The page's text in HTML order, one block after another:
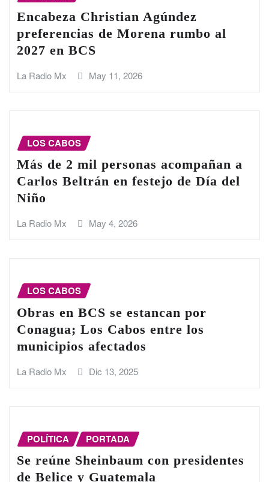
Encabeza Christian Agúndez
preferencias de Morena rumbo al
2027 en BCS
La Radio Mx May 11, 2026
LOS CABOS
Más de 2 mil personas acompañan a
Carlos Beltrán en festejo de Día del
Niño
La Radio Mx May 4, 2026
LOS CABOS
Obras en BCS se estancan por
Conagua; Los Cabos entre los
municipios afectados
La Radio Mx Dic 13, 2025
POLÍTICA PORTADA
Se reúne Sheinbaum con presidentes
de Belice y Guatemala